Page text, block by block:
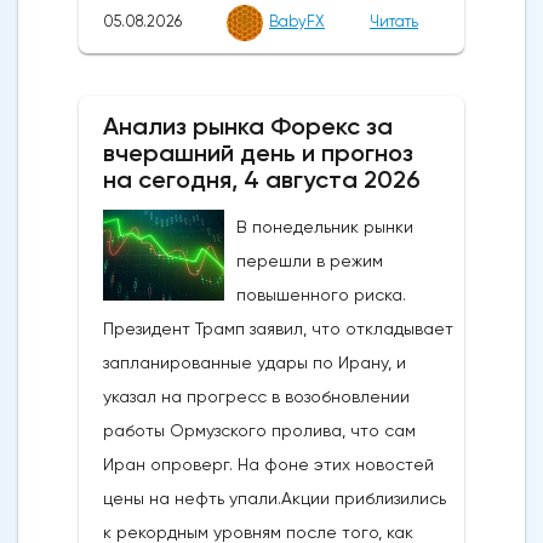
05.08.2026 BabyFX Читать
Анализ рынка Форекс за
вчерашний день и прогноз
на сегодня, 4 августа 2026
В понедельник рынки
перешли в режим
повышенного риска.
Президент Трамп заявил, что откладывает
запланированные удары по Ирану, и
указал на прогресс в возобновлении
работы Ормузского пролива, что сам
Иран опроверг. На фоне этих новостей
цены на нефть упали.Акции приблизились
к рекордным уровням после того, как